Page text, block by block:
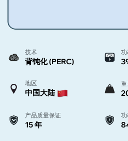
技术
背钝化 (PERC)
地区
中国大陆
产品质量保证
15 年